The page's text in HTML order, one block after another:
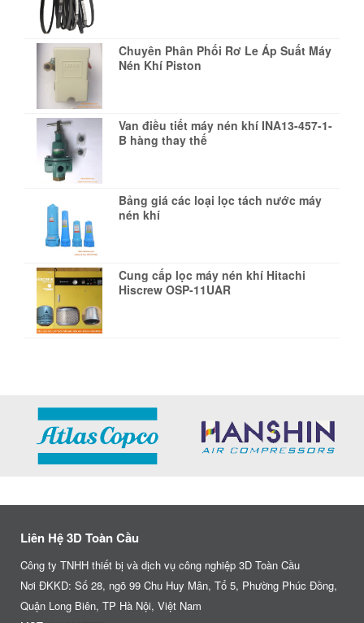
Chuyên Phân Phối Rơ Le Áp Suất Máy
Nén Khí Piston
Van điều tiết máy nén khí INA13-457-1-
B hàng thay thế
Bảng giá các loại lọc tách nước máy
nén khí
Cung cấp lọc máy nén khí Hitachi
Hiscrew OSP-11UAR
Liên Hệ 3D Toàn Cầu
Công ty TNHH thiết bị và dịch vụ công nghiệp 3D Toàn Cầu
Nơi ĐKKD: Số 28, ngõ 99 Chu Huy Mân, Tổ 5, Phường Phúc Đồng,
Quận Long Biên, TP Hà Nội, Việt Nam